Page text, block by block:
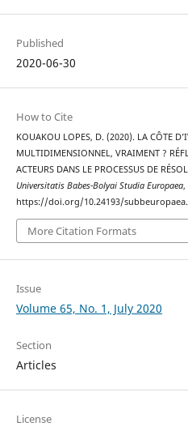
Published
2020-06-30
How to Cite
KOUAKOU LOPES, D. (2020). LA CÔTE
MULTIDIMENSIONNEL, VRAIMENT ?
ACTEURS DANS LE PROCESSUS DE
Universitatis Babes-Bolyai Studia Europaea,
https://doi.org/10.24193/
More Citation Formats
Issue
Volume 65, No. 1, July 2020
Section
Articles
License